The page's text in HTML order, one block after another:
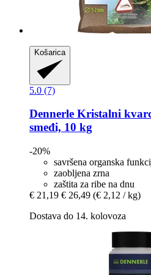
Košarica
5.0 (7)
Dennerle Kristalni
smeđi, 10 kg
-20%
savršena organska
zaobljena zrna
zaštita za ribe na dnu
€ 21,19 € 26,49 (€ 2,12 / kg)
Dostava do 14. kolovoza